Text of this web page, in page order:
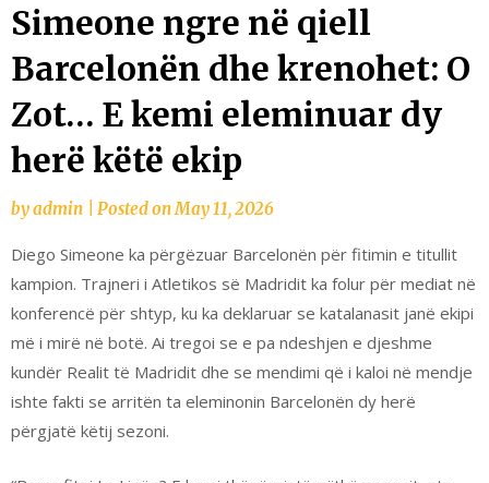
Simeone ngre në qiell
Barcelonën dhe krenohet: O
Zot… E kemi eleminuar dy
herë këtë ekip
byadmin Posted onMay 11, 2026
Diego Simeone ka përgëzuar Barcelonën për fitimin e titullit
kampion. Trajneri i Atletikos së Madridit ka folur për mediat në
konferencë për shtyp, ku ka deklaruar se katalanasit janë ekipi
më i mirë në botë. Ai tregoi se e pa ndeshjen e djeshme
kundër Realit të Madridit dhe se mendimi që i kaloi në mendje
ishte fakti se arritën ta eleminonin Barcelonën dy herë
përgjatë këtij sezoni.